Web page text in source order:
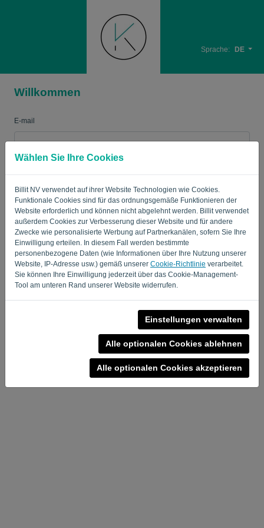
Wählen Sie Ihre Cookies
Billit NV verwendet auf ihrer Website Technologien wie Cookies.
Funktionale Cookies sind für das ordnungsgemäße Funktionieren der
Website erforderlich und können nicht abgelehnt werden. Billit verwendet
außerdem Cookies zur Verbesserung dieser Website und für andere
Zwecke wie personalisierte Werbung auf Partnerkanälen, sofern Sie Ihre
Einwilligung erteilen. In diesem Fall werden bestimmte
personenbezogene Daten (wie Informationen über Ihre Nutzung unserer
Website, IP-Adresse usw.) gemäß unserer Cookie-Richtlinie verarbeitet.
Sie können Ihre Einwilligung jederzeit über das Cookie-Management-
Tool am unteren Rand unserer Website widerrufen.
Einstellungen verwalten
Alle optionalen Cookies ablehnen
Alle optionalen Cookies akzeptieren
Sprache: DE
Willkommen
E-mail
Passwort
Merken Passwort vergessen?
ANMELDEN
Allgemeine Geschäftsbedingungen